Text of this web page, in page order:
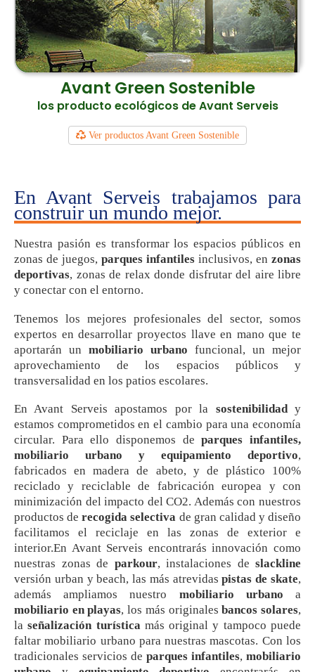
Avant Green Sostenible
los producto ecológicos de Avant Serveis
Ver productos Avant Green Sostenible
En Avant Serveis trabajamos para
construir un mundo mejor.
Nuestra pasión es transformar los espacios públicos en
zonas de juegos, parques infantiles inclusivos, en zonas
deportivas, zonas de relax donde disfrutar del aire libre
y conectar con el entorno.
Tenemos los mejores profesionales del sector, somos
expertos en desarrollar proyectos llave en mano que te
aportarán un mobiliario urbano funcional, un mejor
aprovechamiento de los espacios públicos y
transversalidad en los patios escolares.
En Avant Serveis apostamos por la sostenibilidady
estamos comprometidos en el cambio para una economía
circular. Para ello disponemos deparques infantiles,
mobiliario urbano y equipamiento deportivo,
fabricados en madera de abeto, y de plástico 100%
reciclado y reciclable de fabricación europea y con
minimización del impacto del CO2. Además con nuestros
productos derecogida selectiva de gran calidad y diseño
facilitamos el reciclaje en las zonas de exterior e
interior.En Avant Serveis encontrarás innovación como
nuestras zonas de parkour, instalaciones de slackline
versión urban y beach, las más atrevidaspistas de skate,
además ampliamos nuestro mobiliario urbano a
mobiliario en playas, los más originalesbancos solares,
laseñalización turísticamás original y tampoco puede
faltar mobiliario urbano para nuestras mascotas. Con los
tradicionales servicios de parques infantiles, mobiliario